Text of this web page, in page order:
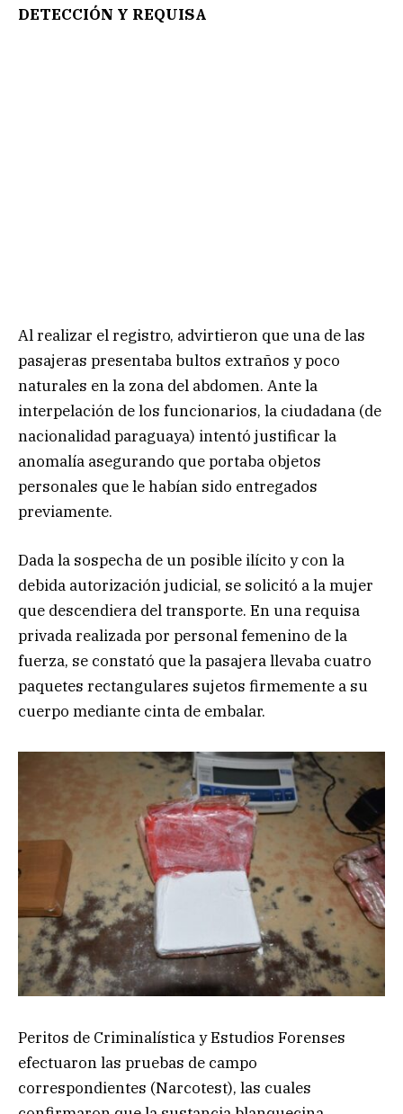
DETECCIÓN Y REQUISA
Al realizar el registro, advirtieron que una de las
pasajeras presentaba bultos extraños y poco
naturales en la zona del abdomen. Ante la
interpelación de los funcionarios, la ciudadana (de
nacionalidad paraguaya) intentó justificar la
anomalía asegurando que portaba objetos
personales que le habían sido entregados
previamente.
Dada la sospecha de un posible ilícito y con la
debida autorización judicial, se solicitó a la mujer
que descendiera del transporte. En una requisa
privada realizada por personal femenino de la
fuerza, se constató que la pasajera llevaba cuatro
paquetes rectangulares sujetos firmemente a su
cuerpo mediante cinta de embalar.
Peritos de Criminalística y Estudios Forenses
efectuaron las pruebas de campo
correspondientes (Narcotest), las cuales